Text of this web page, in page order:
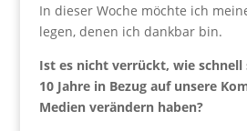
In dieser Woche möchte ich
legen, denen ich dankbar bin.
Ist es nicht verrückt, wie schnell
10 Jahre in Bezug auf unsere
Medien verändern haben?